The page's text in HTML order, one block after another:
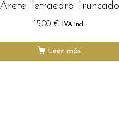
Arete Tetraedro Truncado
15,00 € IVA incl.
Leer más